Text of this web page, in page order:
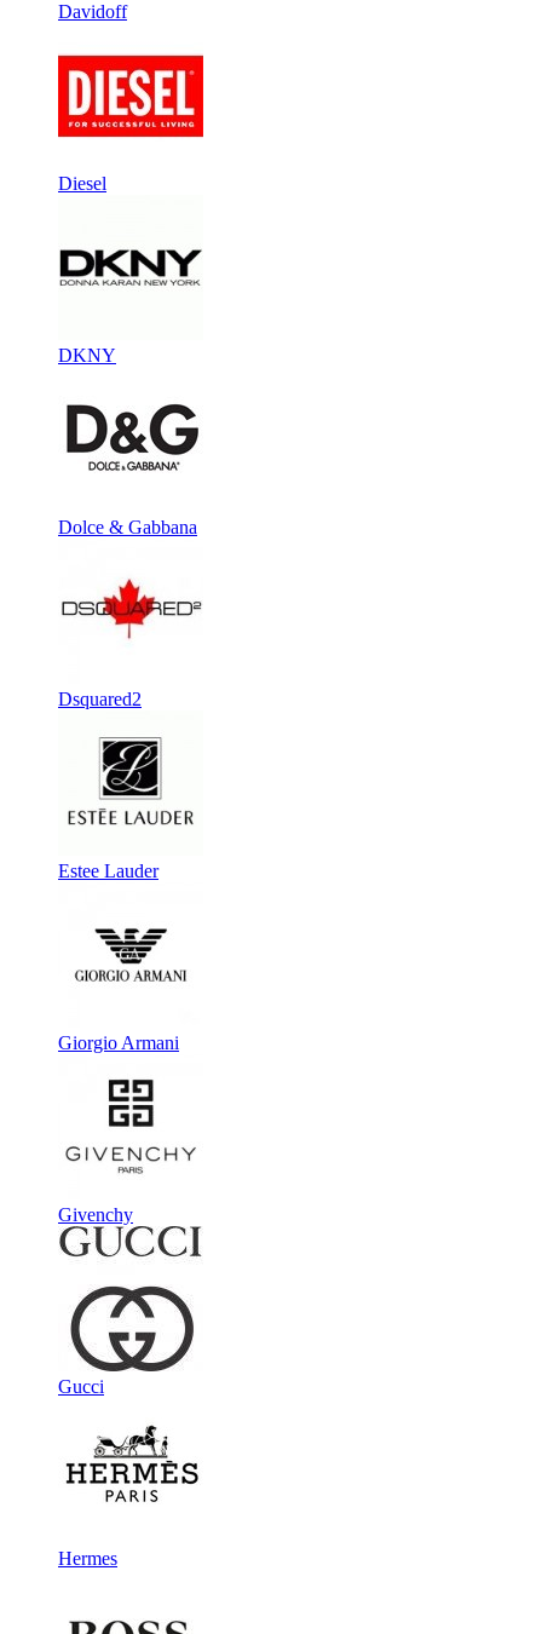
Davidoff
Diesel
DKNY
Dolce & Gabbana
Dsquared2
Estee Lauder
Giorgio Armani
Givenchy
Gucci
Hermes